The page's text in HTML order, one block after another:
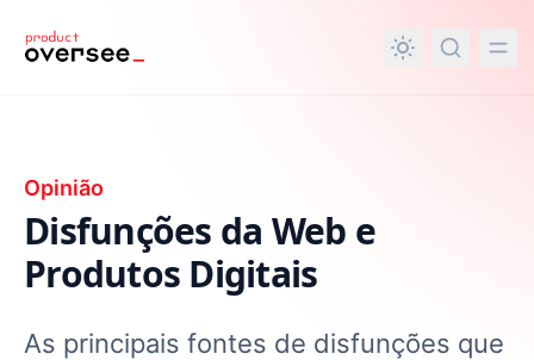
principal
Opinião
Disfunções da Web e
Produtos Digitais
As principais fontes de disfunções que